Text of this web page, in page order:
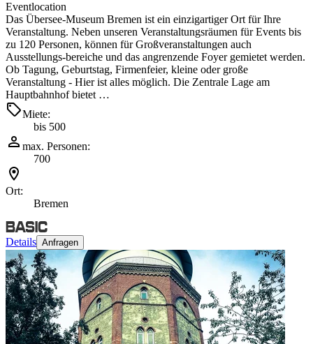
Eventlocation
Das Übersee-Museum Bremen ist ein einzigartiger Ort für Ihre
Veranstaltung. Neben unseren Veranstaltungsräumen für Events bis
zu 120 Personen, können für Großveranstaltungen auch
Ausstellungs-bereiche und das angrenzende Foyer gemietet werden.
Ob Tagung, Geburtstag, Firmenfeier, kleine oder große
Veranstaltung - Hier ist alles möglich. Die Zentrale Lage am
Hauptbahnhof bietet …
Miete:
bis 500
max. Personen:
700
Ort:
Bremen
Details Anfragen